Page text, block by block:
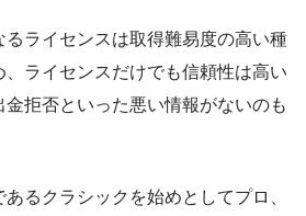
ライセンスは取得難易度の高い種
ライセンスだけでも信頼性は高い
金拒否といった悪い情報がないのも
るクラシックを始めとしてプロ、